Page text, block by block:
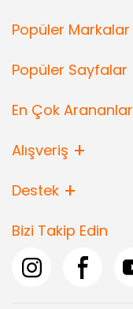
Popüler Markalar
Popüler Sayfalar
En Çok Arananlar
Alışveriş
Destek
Bizi Takip Edin